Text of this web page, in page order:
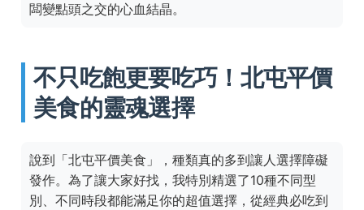
闆變點頭之交的心血結晶。
不只吃飽更要吃巧！北屯平價
美食的靈魂選擇
說到「北屯平價美食」，種類真的多到讓人選擇障礙
發作。為了讓大家好找，我特別精選了10種不同型
別、不同時段都能滿足你的超值選擇，從經典必吃到